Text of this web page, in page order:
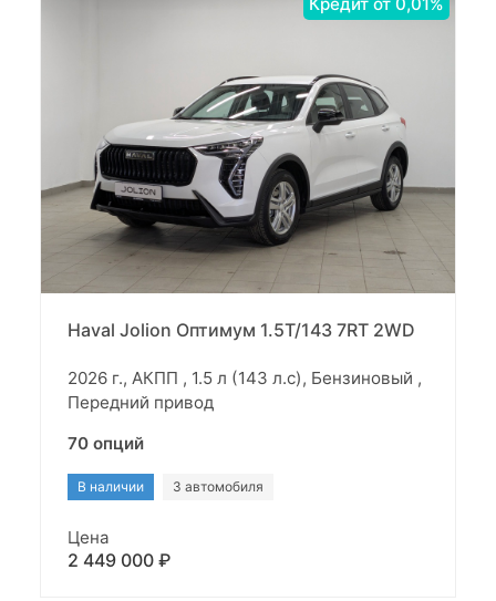
Кредит от 0,01%
Haval Jolion Оптимум 1.5T/143 7RT 2WD
2026 г., АКПП , 1.5 л (143 л.с), Бензиновый ,
Передний привод
70 опций
В наличии 3 автомобиля
Цена
2 449 000 ₽